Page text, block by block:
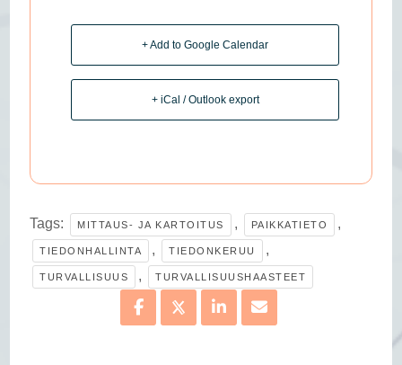
+ Add to Google Calendar
+ iCal / Outlook export
Tags: MITTAUS- JA KARTOITUS , PAIKKATIETO ,
TIEDONHALLINTA , TIEDONKERUU ,
TURVALLISUUS , TURVALLISUUSHAASTEET